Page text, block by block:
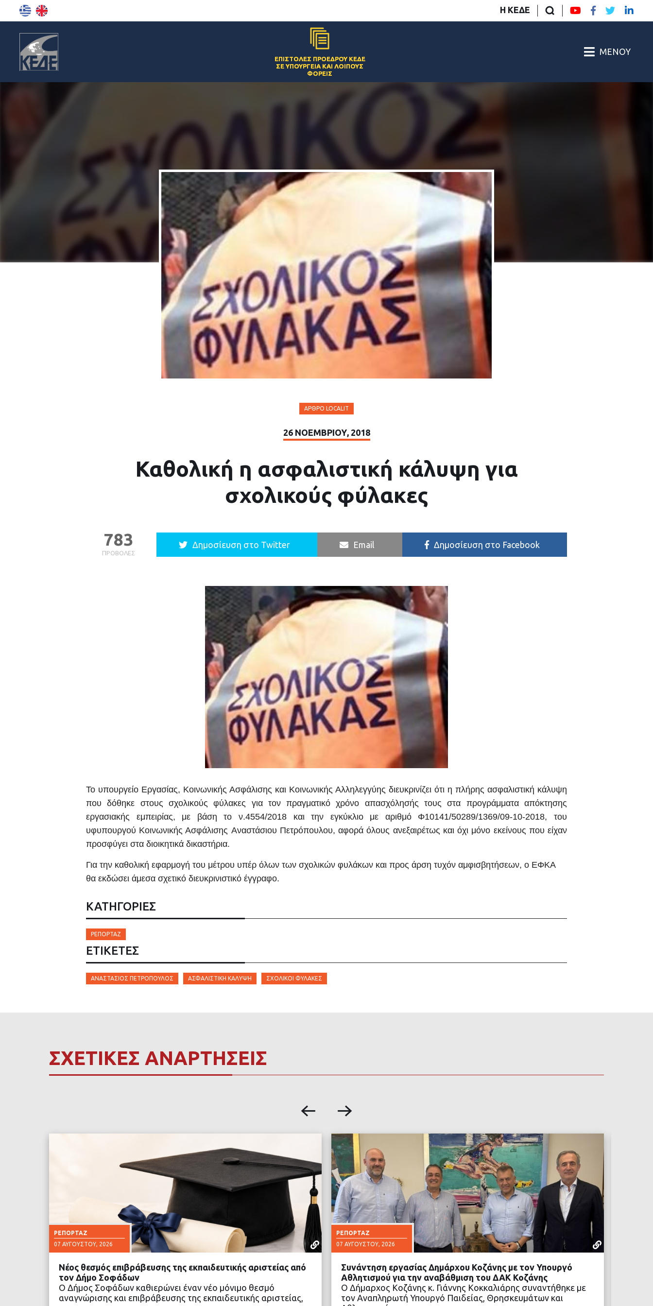
Η ΚΕΔΕ
ΕΠΙΣΤΟΛΈΣ ΠΡΟΈΔΡΟΥ ΚΕΔΕ
ΣΕ ΥΠΟΥΡΓΕΊΑ ΚΑΙ ΛΟΙΠΟΎΣ
ΦΟΡΕΊΣ
ΜΕΝΟΎ
ΆΡΘΡΟ LOCALIT
26 ΝΟΕΜΒΡΊΟΥ, 2018
Καθολική η ασφαλιστική κάλυψη για
σχολικούς φύλακες
ΠΡΟΒΟΛΈΣ
783 Δημοσίευση στο Twitter Email Δημοσίευση στο Facebook
Το υπουργείο Εργασίας, Κοινωνικής Ασφάλισης και Κοινωνικής Αλληλεγγύης διευκρινίζει ότι η πλήρης ασφαλιστική κάλυψη
που δόθηκε στους σχολικούς φύλακες για τον πραγματικό χρόνο απασχόλησής τους στα προγράμματα απόκτησης
εργασιακής εμπειρίας, με βάση το ν.4554/2018 και την εγκύκλιο με αριθμό Φ10141/50289/1369/09-10-2018, του
υφυπουργού Κοινωνικής Ασφάλισης Αναστάσιου Πετρόπουλου, αφορά όλους ανεξαιρέτως και όχι μόνο εκείνους που είχαν
προσφύγει στα διοικητικά δικαστήρια.
Για την καθολική εφαρμογή του μέτρου υπέρ όλων των σχολικών φυλάκων και προς άρση τυχόν αμφισβητήσεων, ο ΕΦΚΑ
θα εκδώσει άμεσα σχετικό διευκρινιστικό έγγραφο.
ΚΑΤΗΓΟΡΙΕΣ
ΡΕΠΟΡΤΆΖ
ΕΤΙΚΈΤΕΣ
ΑΝΑΣΤΆΣΙΟΣ ΠΕΤΡΌΠΟΥΛΟΣ ΑΣΦΑΛΙΣΤΙΚΉ ΚΆΛΥΨΗ ΣΧΟΛΙΚΟΊ ΦΎΛΑΚΕΣ
ΣΧΕΤΙΚΕΣ ΑΝΑΡΤΗΣΕΙΣ
ΡΕΠΟΡΤΆΖ
07 ΑΥΓΟΎΣΤΟΥ, 2026
Νέος θεσμός επιβράβευσης της εκπαιδευτικής αριστείας από
τον Δήμο Σοφάδων
Ο Δήμος Σοφάδων καθιερώνει έναν νέο μόνιμο θεσμό
αναγνώρισης και επιβράβευσης της εκπαιδευτικής αριστείας,
ΡΕΠΟΡΤΆΖ
07 ΑΥΓΟΎΣΤΟΥ, 2026
Συνάντηση εργασίας Δημάρχου Κοζάνης με τον Υπουργό
Αθλητισμού για την αναβάθμιση του ΔΑΚ Κοζάνης
Ο Δήμαρχος Κοζάνης κ. Γιάννης Κοκκαλιάρης συναντήθηκε με
τον Αναπληρωτή Υπουργό Παιδείας, Θρησκευμάτων και